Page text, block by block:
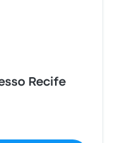
Recife